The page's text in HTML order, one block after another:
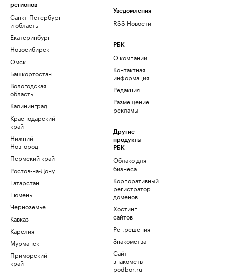
регионов
Санкт-Петербург
и область
Екатеринбург
Новосибирск
Омск
Башкортостан
Вологодская
область
Калининград
Краснодарский
край
Нижний
Новгород
Пермский край
Ростов-на-Дону
Татарстан
Тюмень
Черноземье
Кавказ
Карелия
Мурманск
Приморский
край
Уведомления
RSS Новости
РБК
О компании
Контактная
информация
Редакция
Размещение
рекламы
Другие
продукты
РБК
Облако для
бизнеса
Корпоративный
регистратор
доменов
Хостинг
сайтов
Рег.решения
Знакомства
Сайт
знакомств
podbor.ru